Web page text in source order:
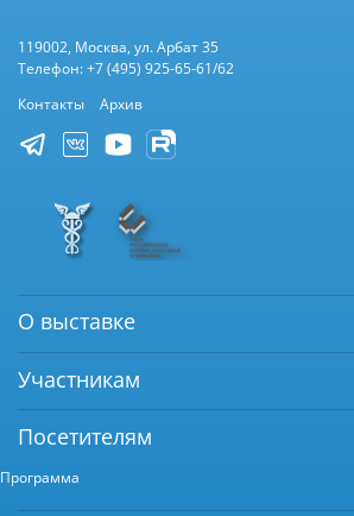
119002, Москва, ул. Арбат 35
Телефон: +7 (495) 925-65-61/62
Контакты
Архив
О выставке
Участникам
Посетителям
Программа